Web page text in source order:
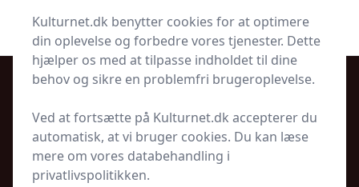
Start søgning
Velkommen til
kulturnet.dk
Kulturnet.dk benytter cookies for at optimere
din oplevelse og forbedre vores tjenester. Dette
hjælper os med at tilpasse indholdet til dine
behov og sikre en problemfri brugeroplevelse.
Ved at fortsætte på Kulturnet.dk accepterer du
automatisk, at vi bruger cookies. Du kan læse
mere om vores databehandling i
privatlivspolitikken.